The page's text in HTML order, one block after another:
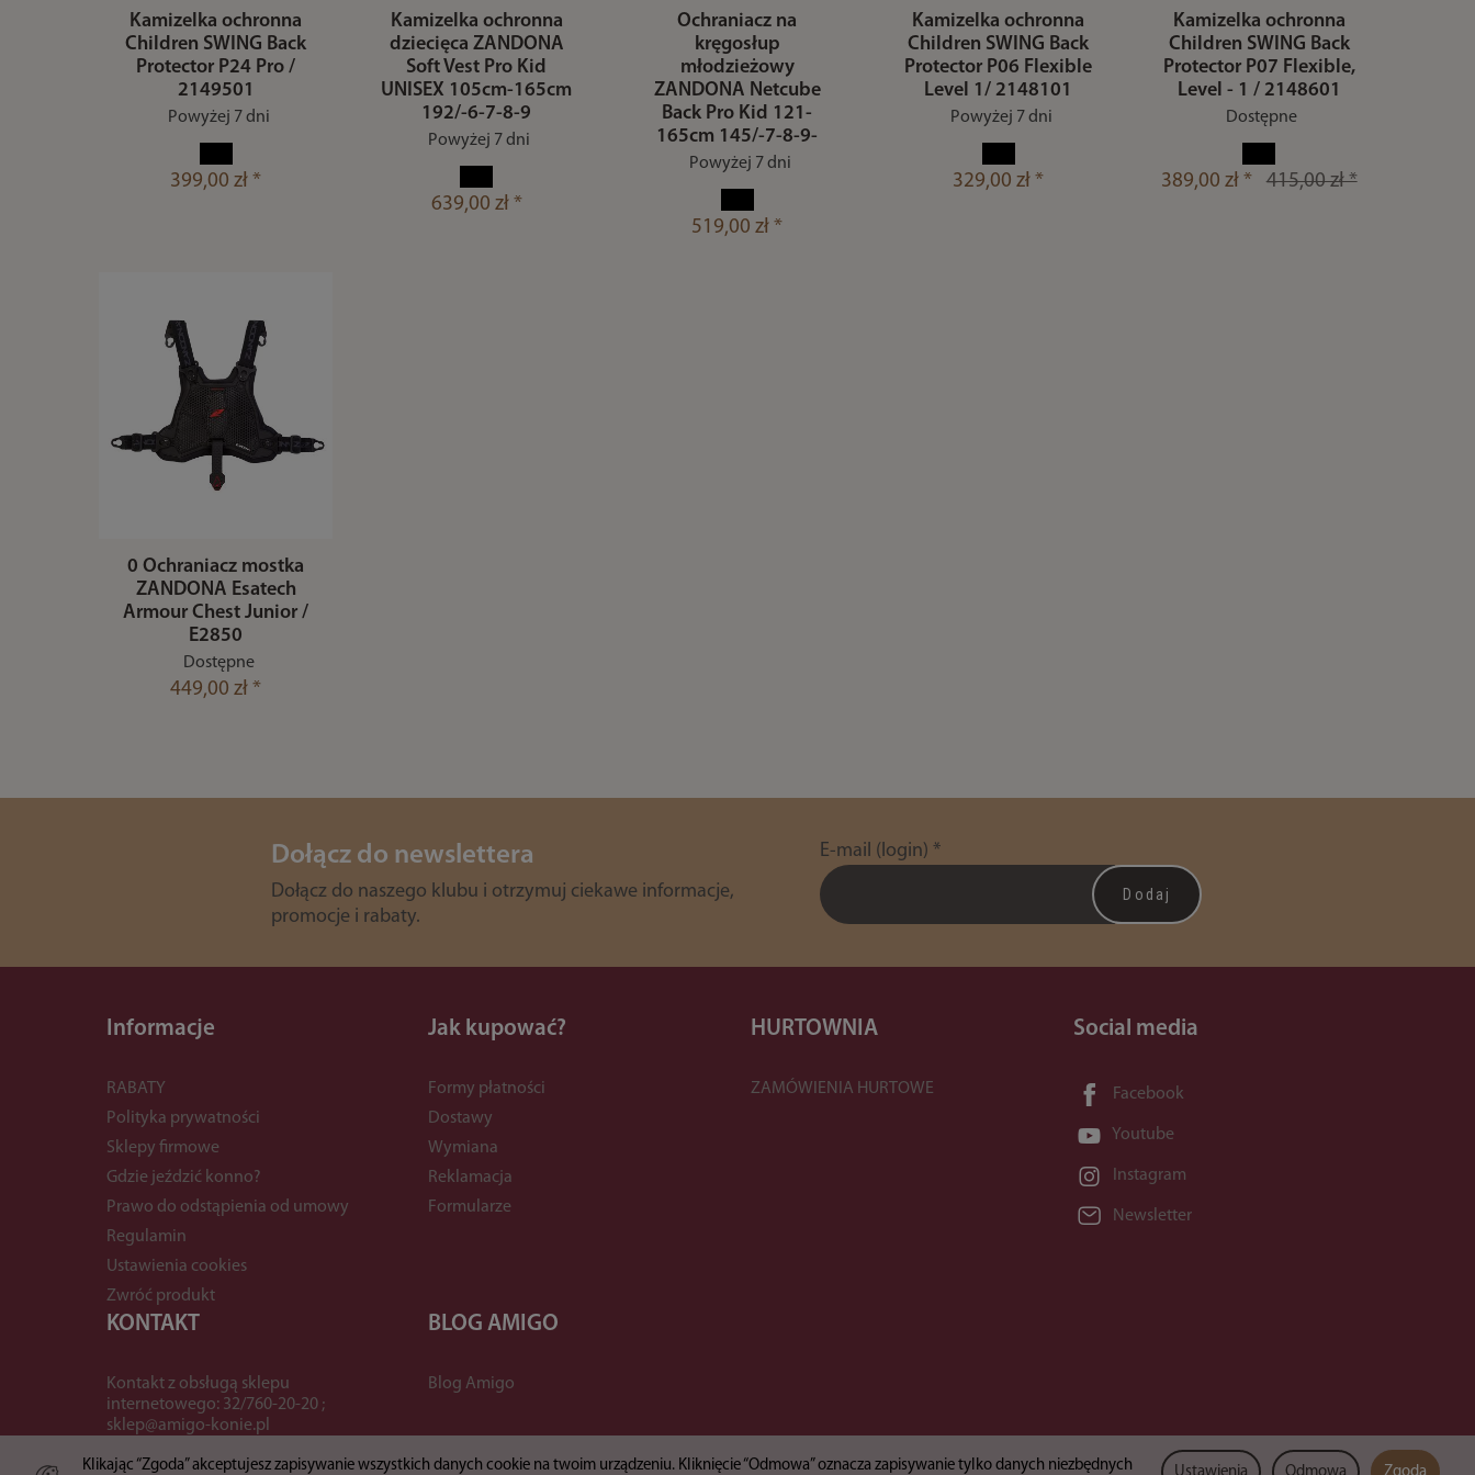
Kamizelka ochronna
Children SWING Back
Protector P24 Pro /
2149501
Powyżej 7 dni
399,00 zł *
Kamizelka ochronna
dziecięca ZANDONA
Soft Vest Pro Kid
UNISEX 105cm-165cm
192/-6-7-8-9
Powyżej 7 dni
639,00 zł *
Ochraniacz na
kręgosłup
młodzieżowy
ZANDONA Netcube
Back Pro Kid 121-
165cm 145/-7-8-9-
Powyżej 7 dni
519,00 zł *
Kamizelka ochronna
Children SWING Back
Protector P06 Flexible
Level 1/ 2148101
Powyżej 7 dni
329,00 zł *
Kamizelka ochronna
Children SWING Back
Protector P07 Flexible,
Level - 1 / 2148601
Dostępne
389,00 zł * 415,00 zł *
0 Ochraniacz mostka
ZANDONA Esatech
Armour Chest Junior /
E2850
Dostępne
449,00 zł *
Dołącz do newslettera
Dołącz do naszego klubu i otrzymuj ciekawe informacje,
promocje i rabaty.
E-mail (login) *
Informacje
RABATY
Polityka prywatności
Sklepy firmowe
Gdzie jeździć konno?
Prawo do odstąpienia od umowy
Regulamin
Ustawienia cookies
Zwróć produkt
Jak kupować?
Formy płatności
Dostawy
Wymiana
Reklamacja
Formularze
HURTOWNIA
ZAMÓWIENIA HURTOWE
KONTAKT
Kontakt z obsługą sklepu
internetowego: 32/760-20-20 ;
sklep@amigo-konie.pl
BLOG AMIGO
Blog Amigo
Social media
Facebook
Youtube
Instagram
Newsletter
Klikając “Zgoda” akceptujesz zapisywanie wszystkich danych cookie na twoim urządzeniu. Kliknięcie “Odmowa” oznacza zapisywanie tylko danych niezbędnych Ustawienia Odmowa Zgoda